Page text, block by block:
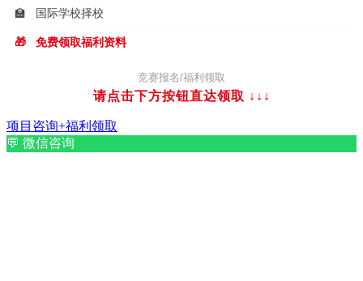
🏫 国际学校择校
🎁 免费领取福利资料
竞赛报名/福利领取
请点击下方按钮直达领取 ↓↓↓
项目咨询+福利领取
💬 微信咨询